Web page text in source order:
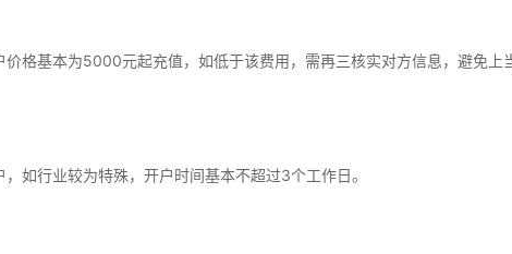
格基本为5000元起充值，如低于该费用，需再三核实对方信息，避免上
如行业较为特殊，开户时间基本不超过3个工作日。